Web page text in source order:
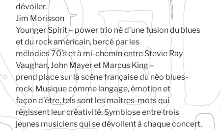
dévoiler.
Jim Morisson
Younger Spirit – power trio né d’une fusion du blues
et du rock américain, bercé par les
mélodies 70’s et à mi-chemin entre Stevie Ray
Vaughan, John Mayer et Marcus King –
prend place sur la scène française du néo blues-
rock. Musique comme langage, émotion et
façon d’être, tels sont les maîtres-mots qui
régissent leur créativité. Symbiose entre trois
jeunes musiciens qui se dévoilent à chaque concert,